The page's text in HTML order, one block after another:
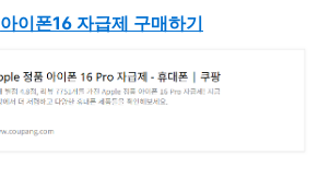
아이폰16 자급제 구매하기